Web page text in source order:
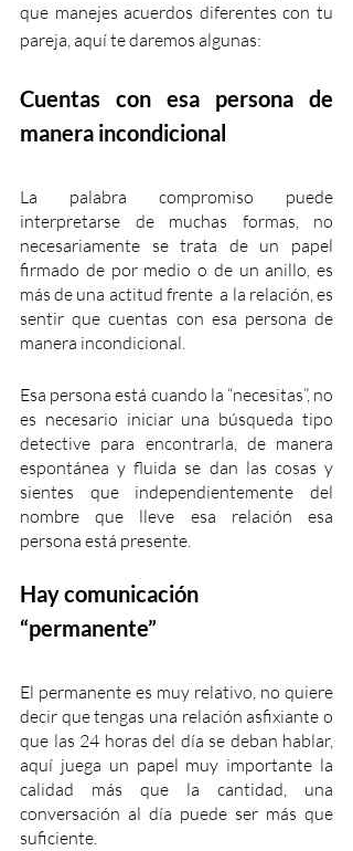
que manejes acuerdos diferentes con tu
pareja, aquí te daremos algunas:
Cuentas con esa persona de
manera incondicional
La palabra compromiso puede
interpretarse de muchas formas, no
necesariamente se trata de un papel
firmado de por medio o de un anillo, es
más de una actitud frente  a la relación, es
sentir que cuentas con esa persona de
manera incondicional.
Esa persona está cuando la “necesitas”, no
es necesario iniciar una búsqueda tipo
detective para encontrarla, de manera
espontánea y fluida se dan las cosas y
sientes que independientemente del
nombre que lleve esa relación esa
persona está presente.
Hay comunicación
“permanente”
El permanente es muy relativo, no quiere
decir que tengas una relación asfixiante o
que las 24 horas del día se deban hablar,
aquí juega un papel muy importante la
calidad más que la cantidad, una
conversación al día puede ser más que
suficiente.